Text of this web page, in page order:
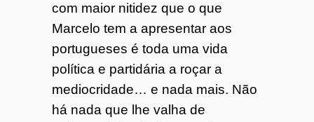
com maior nitidez que o que
Marcelo tem a apresentar aos
portugueses é toda uma vida
política e partidária a roçar a
mediocridade… e nada mais. Não
há nada que lhe valha de